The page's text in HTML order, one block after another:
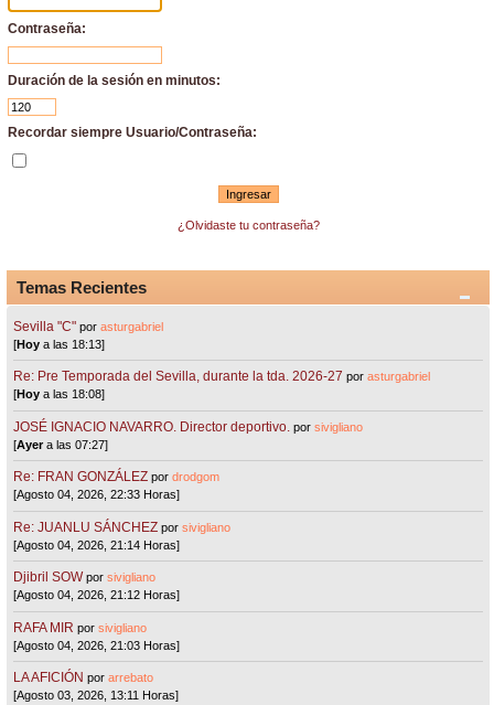
Contraseña:
Duración de la sesión en minutos:
Recordar siempre Usuario/Contraseña:
¿Olvidaste tu contraseña?
Temas Recientes
Sevilla "C"porasturgabriel
[Hoy a las 18:13]
Re: Pre Temporada del Sevilla, durante la tda. 2026-27 porasturgabriel
[Hoy a las 18:08]
JOSÉ IGNACIO NAVARRO. Director deportivo. porsivigliano
[Ayera las 07:27]
Re: FRAN GONZÁLEZ pordrodgom
[Agosto 04, 2026, 22:33 Horas]
Re: JUANLU SÁNCHEZ porsivigliano
[Agosto 04, 2026, 21:14 Horas]
Djibril SOW porsivigliano
[Agosto 04, 2026, 21:12 Horas]
RAFA MIR porsivigliano
[Agosto 04, 2026, 21:03 Horas]
LA AFICIÓN porarrebato
[Agosto 03, 2026, 13:11 Horas]